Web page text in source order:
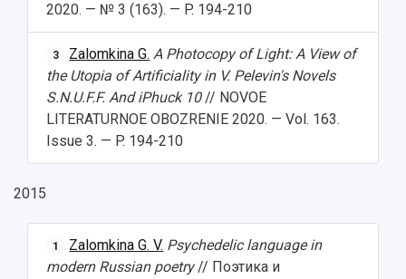
2020. — № 3 (163). — P. 194-210
3 Zalomkina G. A Photocopy of Light: A View of
the Utopia of Artificiality in V. Pelevin's Novels
S.N.U.F.F. And iPhuck 10// NOVOE
LITERATURNOE OBOZRENIE 2020. — Vol. 163.
Issue 3. — P. 194-210
2015
1 Zalomkina G. V. Psychedelic language in
modern Russian poetry// Поэтика и